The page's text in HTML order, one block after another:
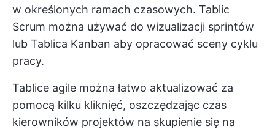
w określonych ramach czasowych. Tablic
Scrum można używać do wizualizacji sprintów
lub Tablica Kanban aby opracować sceny cyklu
pracy.
Tablice agile można łatwo aktualizować za
pomocą kilku kliknięć, oszczędzając czas
kierowników projektów na skupienie się na